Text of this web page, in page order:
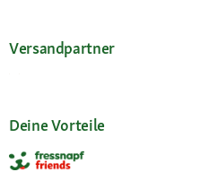
Versandpartner
Deine Vorteile